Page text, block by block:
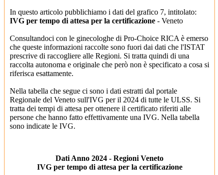
In questo articolo pubblichiamo i dati del grafico 7, intitolato:
IVG per tempo di attesa per la certificazione - Veneto
Consultandoci con le ginecologhe di Pro-Choice RICA è emerso
che queste informazioni raccolte sono fuori dai dati che l'ISTAT
prescrive di raccogliere alle Regioni. Si tratta quindi di una
raccolta autonoma e originale che però non è specificato a cosa si
riferisca esattamente.
Nella tabella che segue ci sono i dati estratti dal portale
Regionale del Veneto sull'IVG per il 2024 di tutte le ULSS. Si
tratta dei tempi di attesa per ottenere il certificato riferiti alle
persone che hanno fatto effettivamente una IVG. Nella tabella
sono indicate le IVG.
Dati Anno 2024 - Regioni Veneto
IVG per tempo di attesa per la certificazione